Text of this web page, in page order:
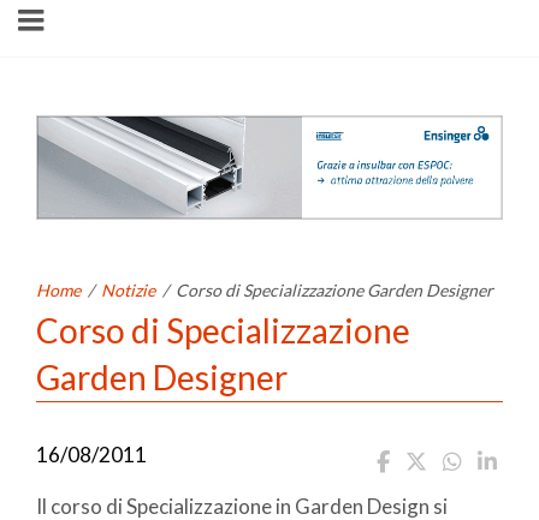
Home / Notizie / Corso di Specializzazione Garden Designer
Corso di Specializzazione
Garden Designer
16/08/2011
Il corso di Specializzazione in Garden Design si